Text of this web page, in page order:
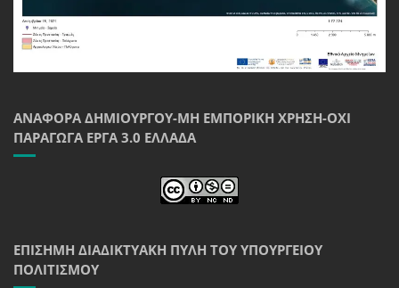
ΑΝΑΦΟΡΆ ΔΗΜΙΟΥΡΓΟΎ-ΜΗ ΕΜΠΟΡΙΚΉ ΧΡΉΣΗ-ΌΧΙ
ΠΑΡΆΓΩΓΑ ΈΡΓΑ 3.0 ΕΛΛΆΔΑ
ΕΠΊΣΗΜΗ ΔΙΑΔΙΚΤΥΑΚΉ ΠΎΛΗ ΤΟΥ ΥΠΟΥΡΓΕΊΟΥ
ΠΟΛΙΤΙΣΜΟΎ